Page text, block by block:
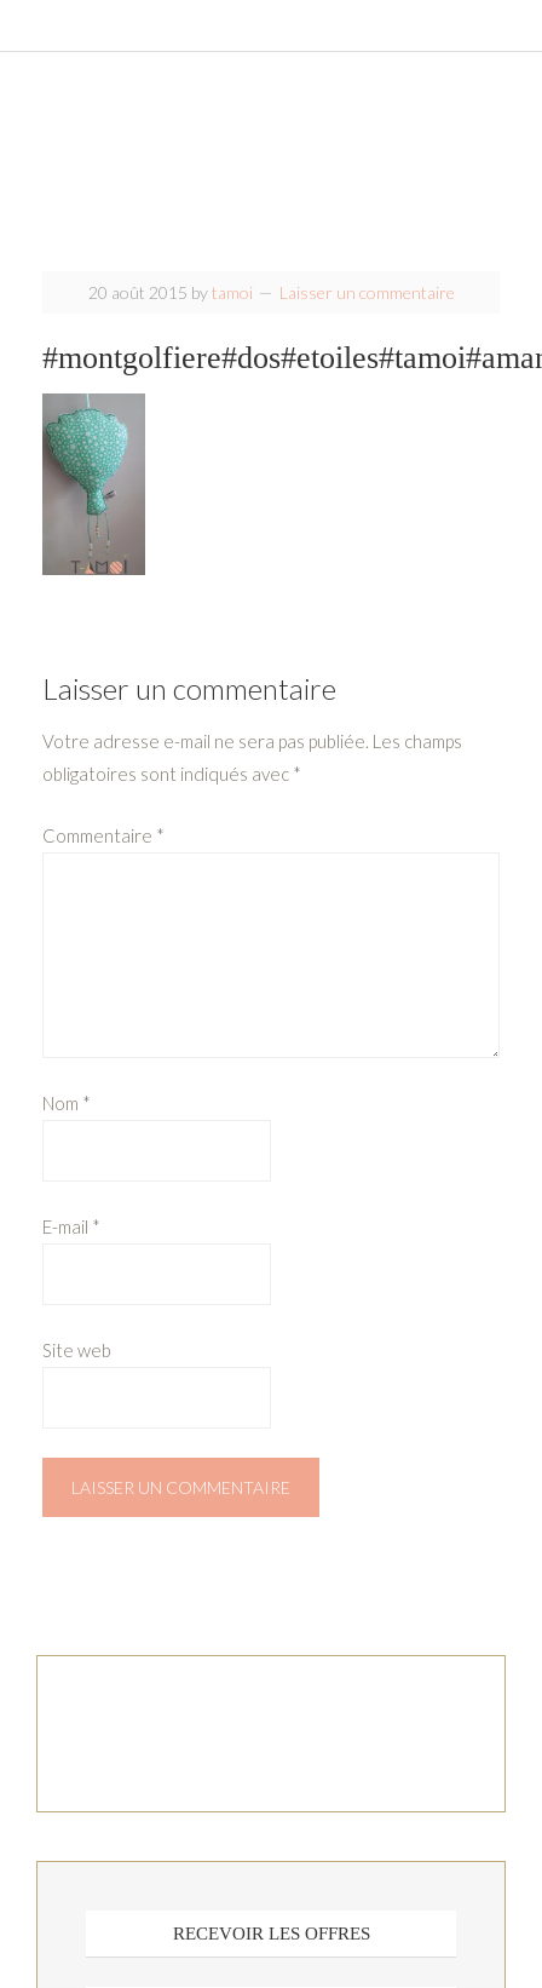
20 août 2015 bytamoi Laisser un commentaire
Laisser un commentaire
Votre adresse e-mail ne sera pas publiée. Les champs
obligatoires sont indiqués avec *
Commentaire *
Nom *
E-mail *
Site web
RECEVOIR LES OFFRES